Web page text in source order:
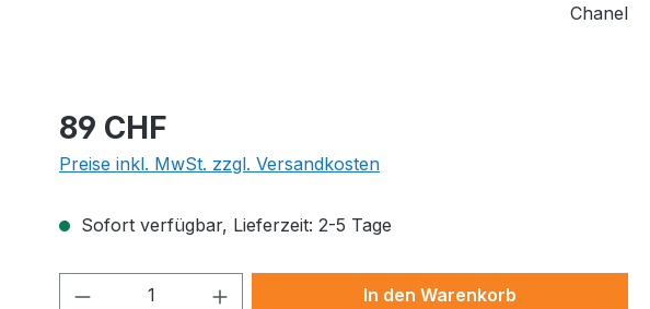
Chanel
Regulärer Preis:
89 CHF
Preise inkl. MwSt. zzgl. Versandkosten
Sofort verfügbar, Lieferzeit: 2-5 Tage
Produkt Anzahl: Gib den gewünschten Wert
In den Warenkorb